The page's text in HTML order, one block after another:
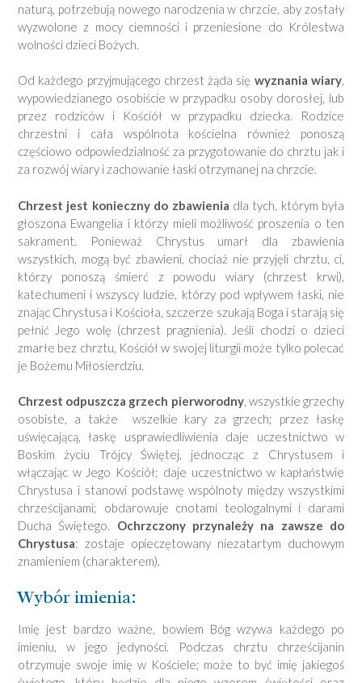
naturą, potrzebują nowego narodzenia w chrzcie, aby zostały
wyzwolone z mocy ciemności i przeniesione do Królestwa
wolności dzieci Bożych.
Od każdego przyjmującego chrzest żąda się wyznania wiary,
wypowiedzianego osobiście w przypadku osoby dorosłej, lub
przez rodziców i Kościół w przypadku dziecka. Rodzice
chrzestni i cała wspólnota kościelna również ponoszą
częściowo odpowiedzialność za przygotowanie do chrztu jak i
za rozwój wiary i zachowanie łaski otrzymanej na chrzcie.
Chrzest jest konieczny do zbawienia dla tych, którym była
głoszona Ewangelia i którzy mieli możliwość proszenia o ten
sakrament. Ponieważ Chrystus umarł dla zbawienia
wszystkich, mogą być zbawieni, chociaż nie przyjęli chrztu, ci,
którzy ponoszą śmierć z powodu wiary (chrzest krwi),
katechumeni i wszyscy ludzie, którzy pod wpływem łaski, nie
znając Chrystusa i Kościoła, szczerze szukają Boga i starają się
pełnić Jego wolę (chrzest pragnienia). Jeśli chodzi o dzieci
zmarłe bez chrztu, Kościół w swojej liturgii może tylko polecać
je Bożemu Miłosierdziu.
Chrzest odpuszcza grzech pierworodny, wszystkie grzechy
osobiste, a także wszelkie kary za grzech; przez łaskę
uświęcającą, łaskę usprawiedliwienia daje uczestnictwo w
Boskim życiu Trójcy Świętej, jednocząc z Chrystusem i
włączając w Jego Kościół; daje uczestnictwo w kapłaństwie
Chrystusa i stanowi podstawę wspólnoty między wszystkimi
chrześcijanami; obdarowuje cnotami teologalnymi i darami
Ducha Świętego. Ochrzczony przynależy na zawsze do
Chrystusa: zostaje opieczętowany niezatartym duchowym
znamieniem (charakterem).
Wybór imienia:
Imię jest bardzo ważne, bowiem Bóg wzywa każdego po
imieniu, w jego jedyności. Podczas chrztu chrześcijanin
otrzymuje swoje imię w Kościele; może to być imię jakiegoś